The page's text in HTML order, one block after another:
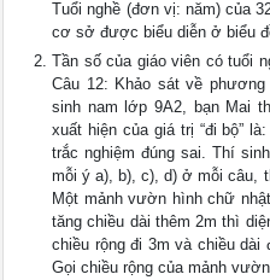
Tuổi nghề (đơn vị: năm) của
cơ sở được biểu diễn ở biểu
Tần số của giáo viên có tuổi
Câu 12: Khảo sát về
sinh nam lớp 9A2, bạn Mai
xuất hiện của giá trị “đi bộ”
trắc nghiệm đúng sai. Thí
mỗi ý a), b), c), d) ở mỗi câu,
Một mảnh vườn hình chữ
tăng chiều dài thêm 2m thì
chiều rộng đi 3m và chiều
Gọi chiều rộng của mảnh